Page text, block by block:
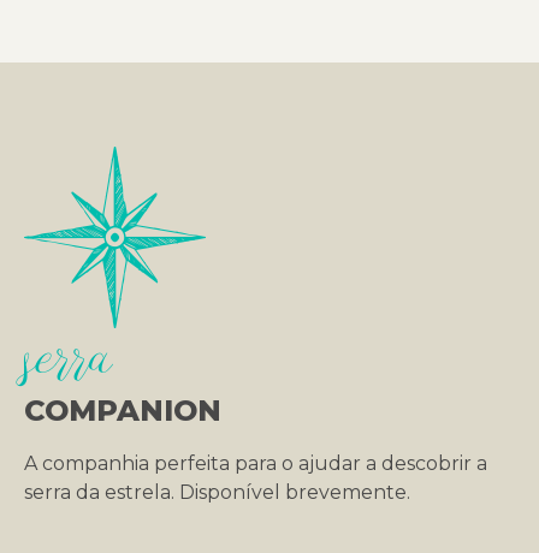
serra
COMPANION
A companhia perfeita para o ajudar a descobrir a
serra da estrela. Disponível brevemente.